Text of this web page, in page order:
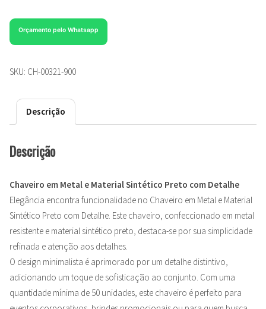
Orçamento pelo Whatsapp
SKU: CH-00321-900
Descrição
Descrição
Chaveiro em Metal e Material Sintético Preto com Detalhe
Elegância encontra funcionalidade no Chaveiro em Metal e Material
Sintético Preto com Detalhe. Este chaveiro, confeccionado em metal
resistente e material sintético preto, destaca-se por sua simplicidade
refinada e atenção aos detalhes.
O design minimalista é aprimorado por um detalhe distintivo,
adicionando um toque de sofisticação ao conjunto. Com uma
quantidade mínima de 50 unidades, este chaveiro é perfeito para